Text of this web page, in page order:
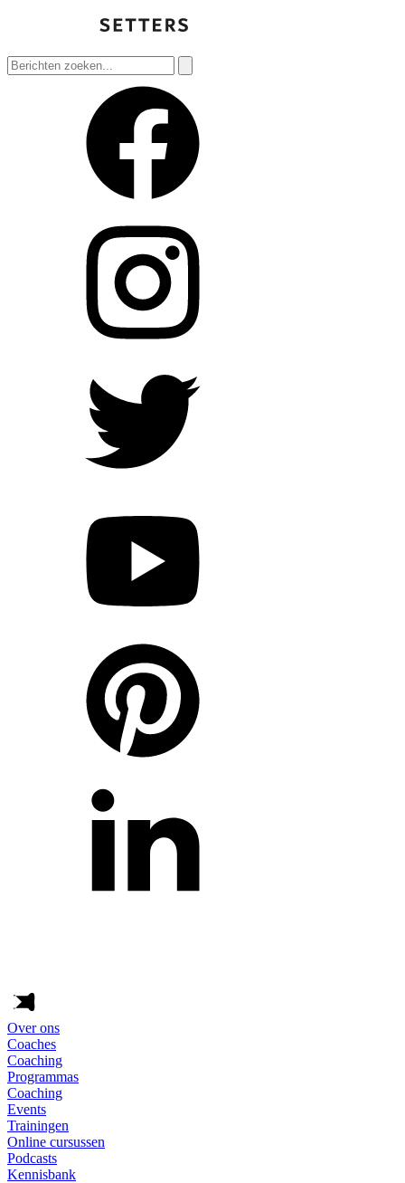
Zoeken
naar:
Over ons
Coaches
Coaching
Programmas
Coaching
Events
Trainingen
Online cursussen
Podcasts
Kennisbank